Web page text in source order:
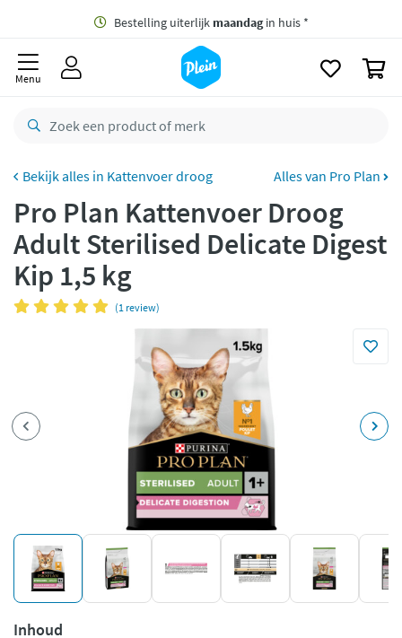
Gratis bezorging vanaf 35,- *
Bestelling uiterlijkmaandag
retourneren
CO2 neutraal
Betaal met Klarna
Menu
Kattenvoer droog Alles van Pro Plan
Pro Plan Kattenvoer Droog
Adult Sterilised Delicate Digest
Kip 1,5 kg
(1 review)
Inhoud